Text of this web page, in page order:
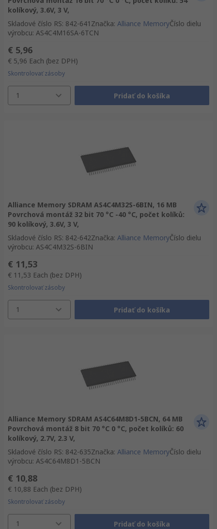
kolíkový, 3.6V, 3 V,
Skladové číslo RS: 842-641 Značka: Alliance MemoryČíslo dielu
výrobcu: AS4C4M16SA-6TCN
€ 5,96
€ 5,96 Each (bez DPH)
Skontrolovať zásoby
1 Pridať do košíka
Alliance Memory SDRAM AS4C4M32S-6BIN, 16 MB
Povrchová montáž 32 bit 70 °C -40 °C, počet kolíků:
90 kolíkový, 3.6V, 3 V,
Skladové číslo RS: 842-642Značka: Alliance MemoryČíslo dielu
výrobcu: AS4C4M32S-6BIN
€ 11,53
€ 11,53 Each (bez DPH)
Skontrolovať zásoby
1 Pridať do košíka
Alliance Memory SDRAM AS4C64M8D1-5BCN, 64 MB
Povrchová montáž 8 bit 70 °C 0 °C, počet kolíků: 60
kolíkový, 2.7V, 2.3 V,
Skladové číslo RS: 842-635Značka: Alliance MemoryČíslo dielu
výrobcu: AS4C64M8D1-5BCN
€ 10,88
€ 10,88 Each (bez DPH)
Skontrolovať zásoby
1 Pridať do košíka